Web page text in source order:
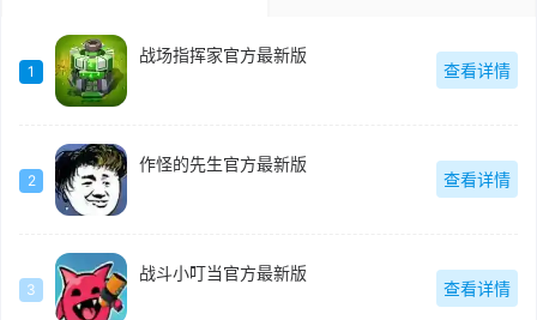
1
战场指挥家官方最新版
查看详情
2
作怪的先生官方最新版
查看详情
3
战斗小叮当官方最新版
查看详情